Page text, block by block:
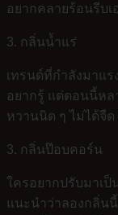
อยากคลายร้อนรีบเ
3. กลิ่นน้ำแร่
เทรนด์ที่กำลังมาแ
อยากรู้ แต่ตอนนี้หล
หวานนิด ๆ ไม่ได้จื
3. กลิ่นป๊อบคอร์น
ใครอยากปรับมาเ
แนะนำว่าลองกลิ่น